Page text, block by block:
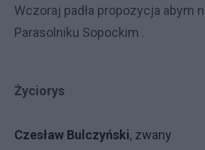
Wczoraj padła propozycja abym
Parasolniku Sopockim .
Życiorys
Czesław Bulczyński, zwany